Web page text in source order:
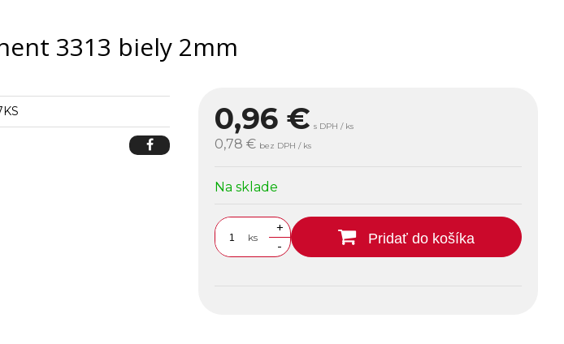
3313 biely 2mm
0,96 € s DPH / ks
0,78 € bez DPH / ks
Na sklade
ks
+
-
Pridať do košíka